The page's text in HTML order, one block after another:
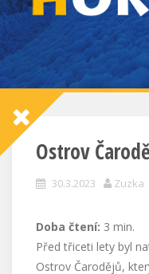
Ostrov
30.3.2023 Zuzka
Doba čtení: 3 min.
Před třiceti lety byl
Ostrov Čarodějů,